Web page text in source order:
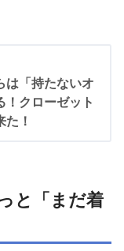
は「持たないオ
！クローゼット
！
と「まだ着